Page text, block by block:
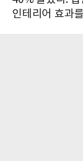
인테리어 효과